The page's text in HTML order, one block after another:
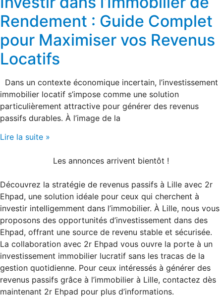
Rendement : Guide Complet
pour Maximiser vos Revenus
Locatifs
Dans un contexte économique incertain, l’investissement
immobilier locatif s’impose comme une solution
particulièrement attractive pour générer des revenus
passifs durables. À l’image de la
Lire la suite »
Les annonces arrivent bientôt !
Découvrez la stratégie de revenus passifs à Lille avec 2r
Ehpad, une solution idéale pour ceux qui cherchent à
investir intelligemment dans l’immobilier. À Lille, nous vous
proposons des opportunités d’investissement dans des
Ehpad, offrant une source de revenu stable et sécurisée.
La collaboration avec 2r Ehpad vous ouvre la porte à un
investissement immobilier lucratif sans les tracas de la
gestion quotidienne. Pour ceux intéressés à générer des
revenus passifs grâce à l’immobilier à Lille, contactez dès
maintenant 2r Ehpad pour plus d’informations.